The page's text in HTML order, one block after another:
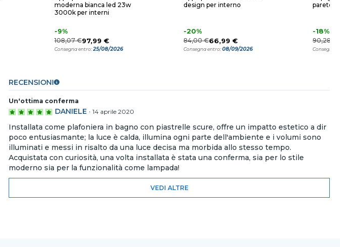
moderna bianca led 23w
3000k per interni
-9%
108,07 €97,99 €
Consegna entro:25/08/2026
design per interno
-20%
84,00 €66,99 €
Consegna entro:08/09/2026
parete
-18%
90,28 €
Consegna
RECENSIONI
Un'ottima conferma
DANIELE · 14 aprile 2020
Installata come plafoniera in bagno con piastrelle scure, offre un impatto estetico a dir
poco entusiasmante; la luce è calda, illumina ogni parte dell'ambiente e i volumi sono
illuminati e messi in risalto da una luce decisa ma morbida allo stesso tempo.
Acquistata con curiosità, una volta installata è stata una conferma, sia per lo stile
moderno sia per la funzionalità come lampada!
VEDI ALTRE